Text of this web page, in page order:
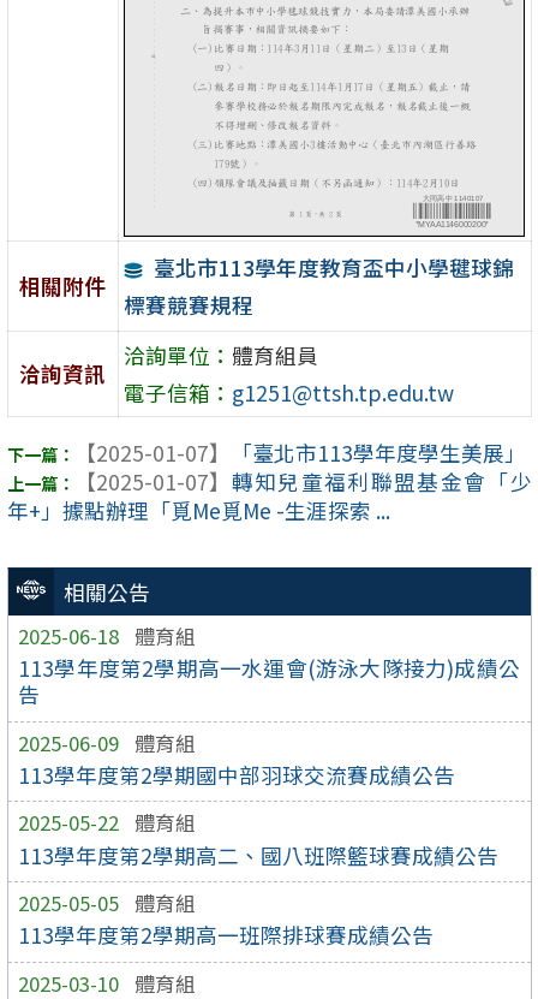
相關公告
2025-06-18 體育組
113學年度第2學期高一水運會(游泳大隊接力)成績公
告
2025-06-09 體育組
113學年度第2學期國中部羽球交流賽成績公告
2025-05-22 體育組
113學年度第2學期高二、國八班際籃球賽成績公告
2025-05-05 體育組
113學年度第2學期高一班際排球賽成績公告
2025-03-10 體育組
相關附件
臺北市113學年度教育盃中小學毽球錦
標賽競賽規程
洽詢資訊
洽詢單位： 體育組員
電子信箱： g1251@ttsh.tp.edu.tw
【2025-01-07】
「臺北市113學年度學生美展」
【2025-01-07】 轉知兒童福利聯盟基金會「少
年+」據點辦理「覓Me覓Me -生涯探索 ...